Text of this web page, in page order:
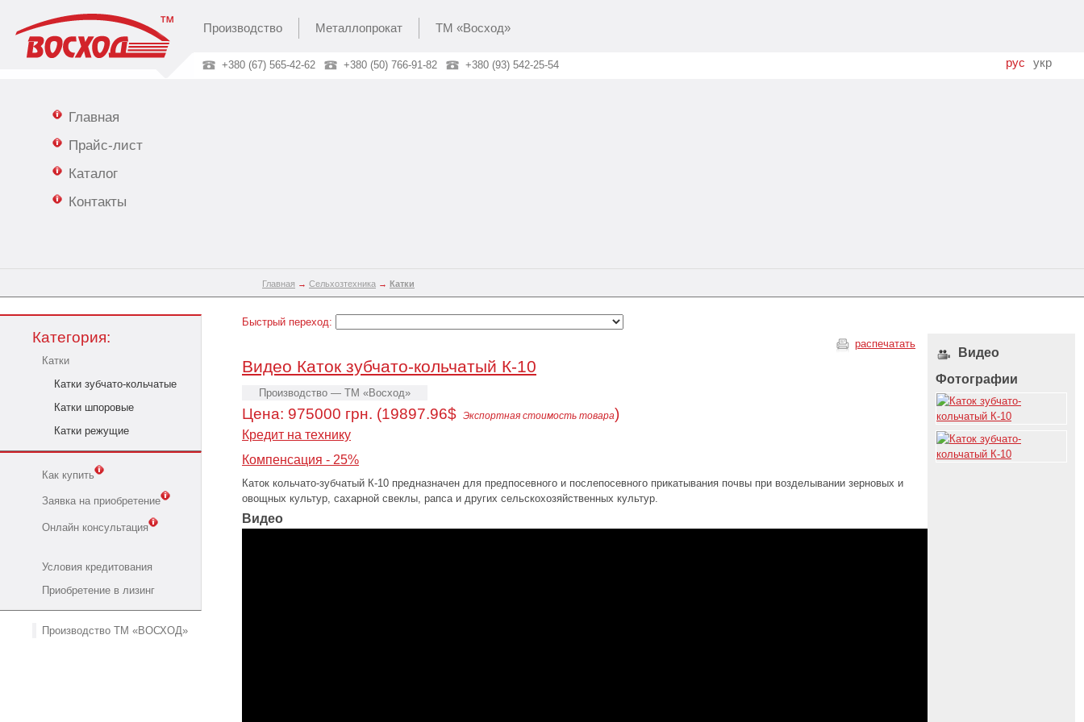
Производство Металлопрокат ТМ «Восход»
рус укр
+380 (67) 565-42-62 +380 (50) 766-91-82 +380 (93) 542-25-54
Главная
Прайс-лист
Каталог
Контакты
Главная → Сельхозтехника → Катки
Категория:
Катки
Катки зубчато-кольчатые
Катки шпоровые
Катки режущие
Как купить
Заявка на приобретение
Онлайн консультация
Условия кредитования
Приобретение в лизинг
Производство ТМ «ВОСХОД»
Быстрый переход:
распечатать
Видео Каток зубчато-кольчатый К-10
Производство — ТМ «Восход»
Цена: 975000 грн. (19897.96$ Экспортная стоимость товара)
Кредит на технику
Компенсация - 25%
Каток кольчато-зубчатый К-10 предназначен для предпосевного и послепосевного прикатывания почвы при возделывании зерновых и
овощных культур, сахарной свеклы, рапса и других сельскохозяйственных культур.
Видео
Видео
Фотографии